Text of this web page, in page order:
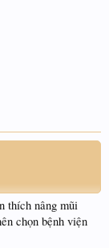
thích nâng mũi
chọn bệnh viện